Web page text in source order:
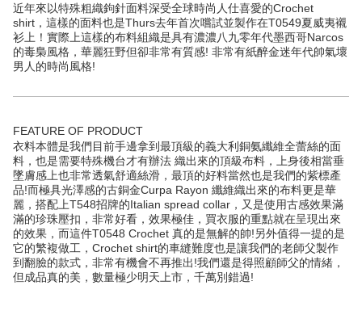
近年來以特殊粗織鉤針面料深受全球時尚人仕喜愛的Crochet
shirt，這樣的面料也是Thurs去年首次嚐試並製作在T0549夏威夷襯
衫上！實際上這樣的布料組織是具有濃濃八九零年代墨西哥Narcos
的毒梟風格，華麗狂野但卻非常有質感! 非常有紙醉金迷年代帥氣壞
男人的時尚風格!
FEATURE OF PRODUCT
衣料本體是我們目前手邊拿到最頂級的義大利銅氨纖維全蕾絲的面
料，也是需要特殊機台才有辦法 織出來的頂級布料，上身後相當垂
墜膚感上也非常透氣舒適絲滑，最頂的好料當然也是我們的紫標產
品!而極具光澤感的古銅金Curpa Rayon 纖維織出來的布料更是華
麗，搭配上T548招牌的Italian spread collar，又是使用古感效果滿
滿的珍珠壓扣，非常好看，效果極佳，買衣服的重點就在呈現出來
的效果，而這件T0548 Crochet 真的是無解的帥!另外值得一提的是
它的繁複做工，Crochet shirt的車縫難度也是讓我們的老師父製作
到翻臉的款式，非常有機會不再推出!我們還是得照顧師父的情緒，
但成品真的美，數量極少明天上市，千萬別錯過!